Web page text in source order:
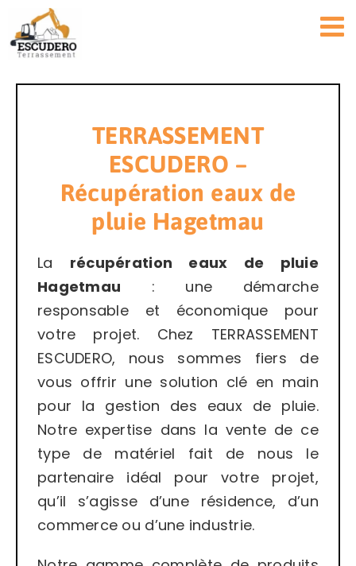
Passer
au
contenu
TERRASSEMENT
ESCUDERO –
Récupération eaux de
pluie Hagetmau
La récupération eaux de pluie
Hagetmau : une démarche
responsable et économique pour
votre projet. Chez TERRASSEMENT
ESCUDERO, nous sommes fiers de
vous offrir une solution clé en main
pour la gestion des eaux de pluie.
Notre expertise dans la vente de ce
type de matériel fait de nous le
partenaire idéal pour votre projet,
qu’il s’agisse d’une résidence, d’un
commerce ou d’une industrie.